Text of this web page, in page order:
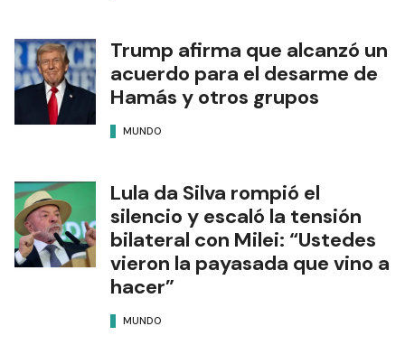
Trump afirma que alcanzó un
acuerdo para el desarme de
Hamás y otros grupos
MUNDO
Lula da Silva rompió el
silencio y escaló la tensión
bilateral con Milei: “Ustedes
vieron la payasada que vino a
hacer”
MUNDO